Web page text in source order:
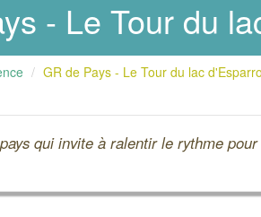
- Le Tour du
GR de Pays - Le Tour du lac
qui invite à ralentir le rythme